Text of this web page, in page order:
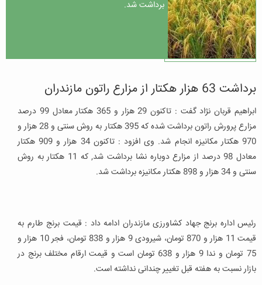
برداشت شد.
برداشت 63 هزار هکتار از مزارع راتون مازندران
ابراهیم قربان‌ نژاد گفت : تاکنون 29 هزار و 365 هکتار معادل 99 درصد
مزارع پرورش راتون برداشت شده که 395 هکتار به روش سنتی و 28 هزار و
970 هکتار مکانیزه انجام شد. وی افزود : تاکنون 34 هزار و 909 هکتار
معادل 98 درصد از مزارع دوباره نشا برداشت شد, که 11 هکتار به روش
سنتی و 34 هزار و 898 هکتار مکانیزه برداشت شد.
رئیس اداره برنج جهاد کشاورزی مازندران ادامه داد : قیمت برنج طارم به
قیمت 11 هزار و 870 تومان، شیرودی 9 هزار و 838 تومان، فجر 10 هزار و
75 تومان و ندا 9 هزار و 638 تومان است و قیمت ارقام مختلف برنج در
بازار نسبت به هفته قبل تغییر چندانی نداشته است.